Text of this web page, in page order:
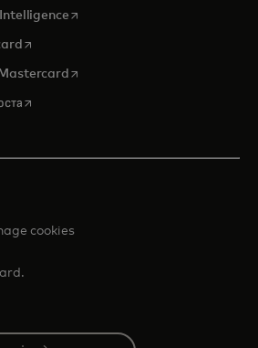
opens in a new tab
opens in a new tab
Mastercardopens in a new tab
opens in a new tab
cookies